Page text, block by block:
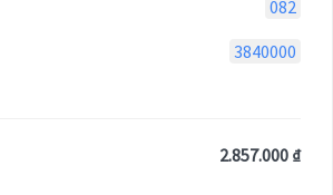
082
3840000
2.857.000 ₫